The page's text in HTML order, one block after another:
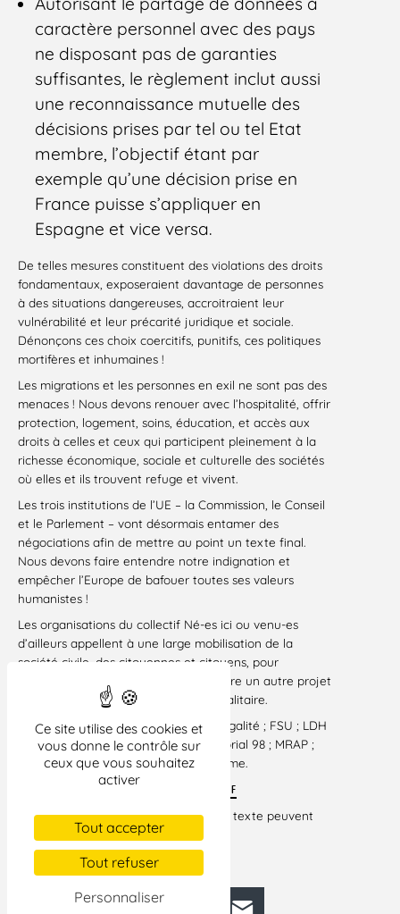
Ce site utilise des cookies et
vous donne le contrôle sur
ceux que vous souhaitez
activer
Tout accepter
Tout refuser
Personnaliser
caractère personnel avec des pays
ne disposant pas de garanties
suffisantes, le règlement inclut aussi
une reconnaissance mutuelle des
décisions prises par tel ou tel Etat
membre, l’objectif étant par
exemple qu’une décision prise en
France puisse s’appliquer en
Espagne et vice versa.
De telles mesures constituent des violations des droits
fondamentaux, exposeraient davantage de personnes
à des situations dangereuses, accroitraient leur
vulnérabilité et leur précarité juridique et sociale.
Dénonçons ces choix coercitifs, punitifs, ces politiques
mortifères et inhumaines !
Les migrations et les personnes en exil ne sont pas des
menaces ! Nous devons renouer avec l’hospitalité, offrir
protection, logement, soins, éducation, et accès aux
droits à celles et ceux qui participent pleinement à la
richesse économique, sociale et culturelle des sociétés
où elles et ils trouvent refuge et vivent.
Les trois institutions de l’UE – la Commission, le Conseil
et le Parlement – vont désormais entamer des
négociations afin de mettre au point un texte final.
Nous devons faire entendre notre indignation et
empêcher l’Europe de bafouer toutes ses valeurs
humanistes !
Les organisations du collectif Né-es ici ou venu-es
d’ailleurs appellent à une large mobilisation de la
société civile, des citoyennes et citoyens, pour
dénoncer ce texte honteux et défendre un autre projet
de société, humaniste, solidaire et égalitaire.
Signataires :Attac ; CGT ; Femmes Egalité ; FSU ; LDH
(Ligue des droits de l’Homme) ; Mémorial 98 ; MRAP ;
Oxfam France ; Solidaires ; SOS Racisme.
TÉLÉCHARGER LE COMMUNIQUÉ EN FORMAT PDF
Les organisations souhaitant signer le texte peuvent
CE FORMULAIRE
Paris, le 2 avril 2026
Facebook
BlueskyMastodonLinkedIn